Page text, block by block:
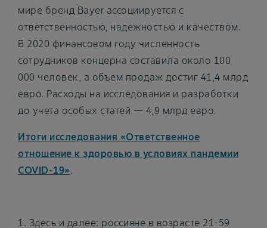
мире бренд Bayer ассоциируется с
ответственностью, надежностью и качеством.
В 2020 финансовом году численность
сотрудников концерна составила около 100
000 человек, а объем продаж достиг 41,4 млрд
евро. Расходы на исследования и разработки
до учета особых статей — 4,9 млрд евро.
Итоги исследования «Ответственное
отношение к здоровью в условиях пандемии
COVID-19».
1. Здесь и далее: россияне в возрасте 21-59